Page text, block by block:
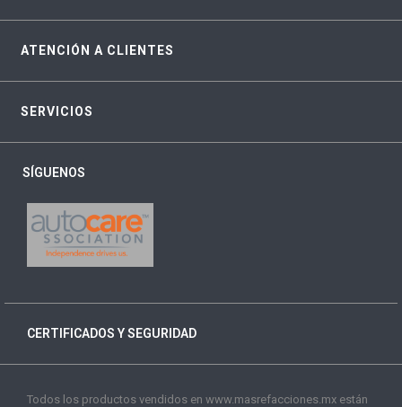
ATENCIÓN A CLIENTES
SERVICIOS
SÍGUENOS
CERTIFICADOS Y SEGURIDAD
Todos los productos vendidos en www.masrefacciones.mx están